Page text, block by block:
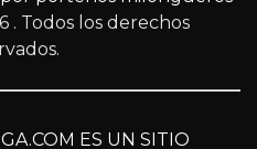
. Todos los derechos
ES UN SITIO